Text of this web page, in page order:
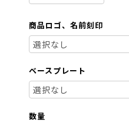
商品ロゴ、名前刻印
ベースプレート
数量